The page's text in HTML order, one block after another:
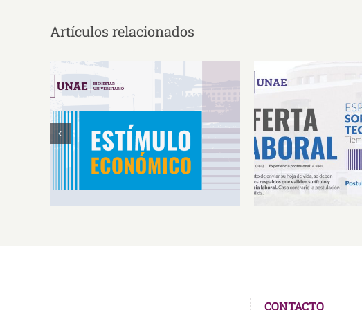
Artículos relacionados
Estímulos Económicos para
Deportistas de Alto
Rendimiento IS2026
Oferta Laboral
Soporte
CONTACTO